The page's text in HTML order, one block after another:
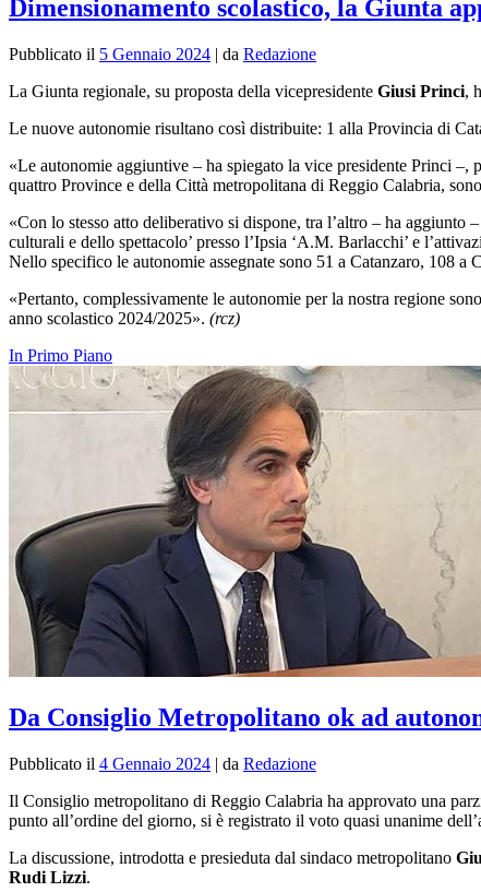
Dimensionamento scolastico, la Giunta
Pubblicato il 5 Gennaio 2024 | da Redazione
La Giunta regionale, su proposta della vicepresidente Giusi Princi,
Le nuove autonomie risultano così distribuite: 1 alla Provincia di
«Le autonomie aggiuntive – ha spiegato la vice presidente Princi
quattro Province e della Città metropolitana di Reggio Calabria,
«Con lo stesso atto deliberativo si dispone, tra l’altro – ha
culturali e dello spettacolo’ presso l’Ipsia ‘A.M. Barlacchi’ e
Nello specifico le autonomie assegnate sono 51 a Catanzaro, 108
«Pertanto, complessivamente le autonomie per la nostra regione
anno scolastico 2024/2025». (rcz)
In Primo Piano
Da Consiglio Metropolitano ok ad
Pubblicato il 4 Gennaio 2024 | da Redazione
Il Consiglio metropolitano di Reggio Calabria ha approvato una
punto all’ordine del giorno, si è registrato il voto quasi unanime
La discussione, introdotta e presieduta dal sindaco metropolitano
Rudi Lizzi.